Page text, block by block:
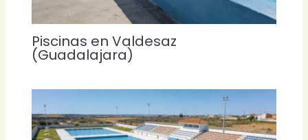
Piscinas en Valdesaz
(Guadalajara)